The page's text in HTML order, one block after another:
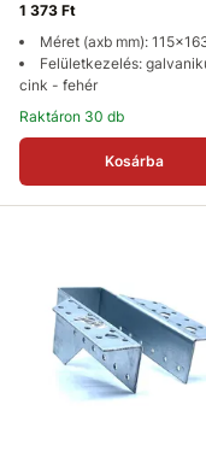
1 373 Ft
Méret (axb mm):
Felületkezelés:
cink - fehér
Raktáron 30 db
Kosárba